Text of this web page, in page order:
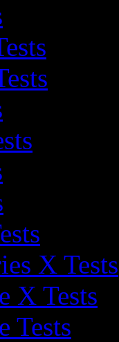
X Tests
X Tests
Tests